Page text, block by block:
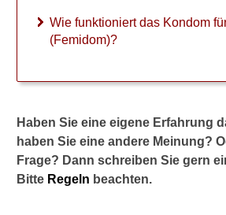
Wie funktioniert das Kondom
(Femidom)?
Haben Sie eine eigene Erfahrung
haben Sie eine andere Meinung?
Frage? Dann schreiben Sie gern
Bitte Regeln beachten.